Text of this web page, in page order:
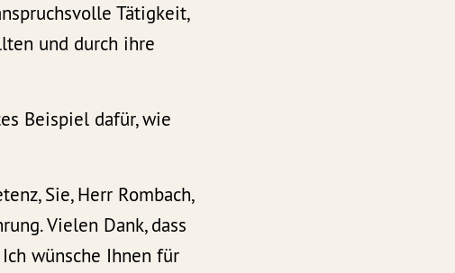
Tätigkeit,
und durch ihre
Beispiel dafür, wie
Sie, Herr Rombach,
Vielen Dank, dass
wünsche Ihnen für